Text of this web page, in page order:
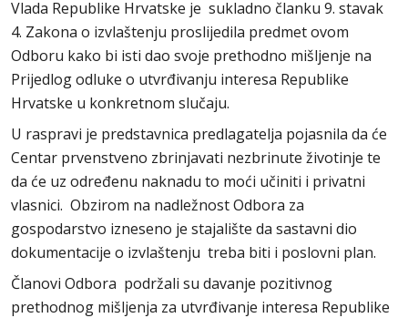
Vlada Republike Hrvatske je sukladno članku 9. stavak
4. Zakona o izvlaštenju proslijedila predmet ovom
Odboru kako bi isti dao svoje prethodno mišljenje na
Prijedlog odluke o utvrđivanju interesa Republike
Hrvatske u konkretnom slučaju.
U raspravi je predstavnica predlagatelja pojasnila da će
Centar prvenstveno zbrinjavati nezbrinute životinje te
da će uz određenu naknadu to moći učiniti i privatni
vlasnici. Obzirom na nadležnost Odbora za
gospodarstvo izneseno je stajalište da sastavni dio
dokumentacije o izvlaštenju treba biti i poslovni plan.
Članovi Odbora podržali su davanje pozitivnog
prethodnog mišljenja za utvrđivanje interesa Republike